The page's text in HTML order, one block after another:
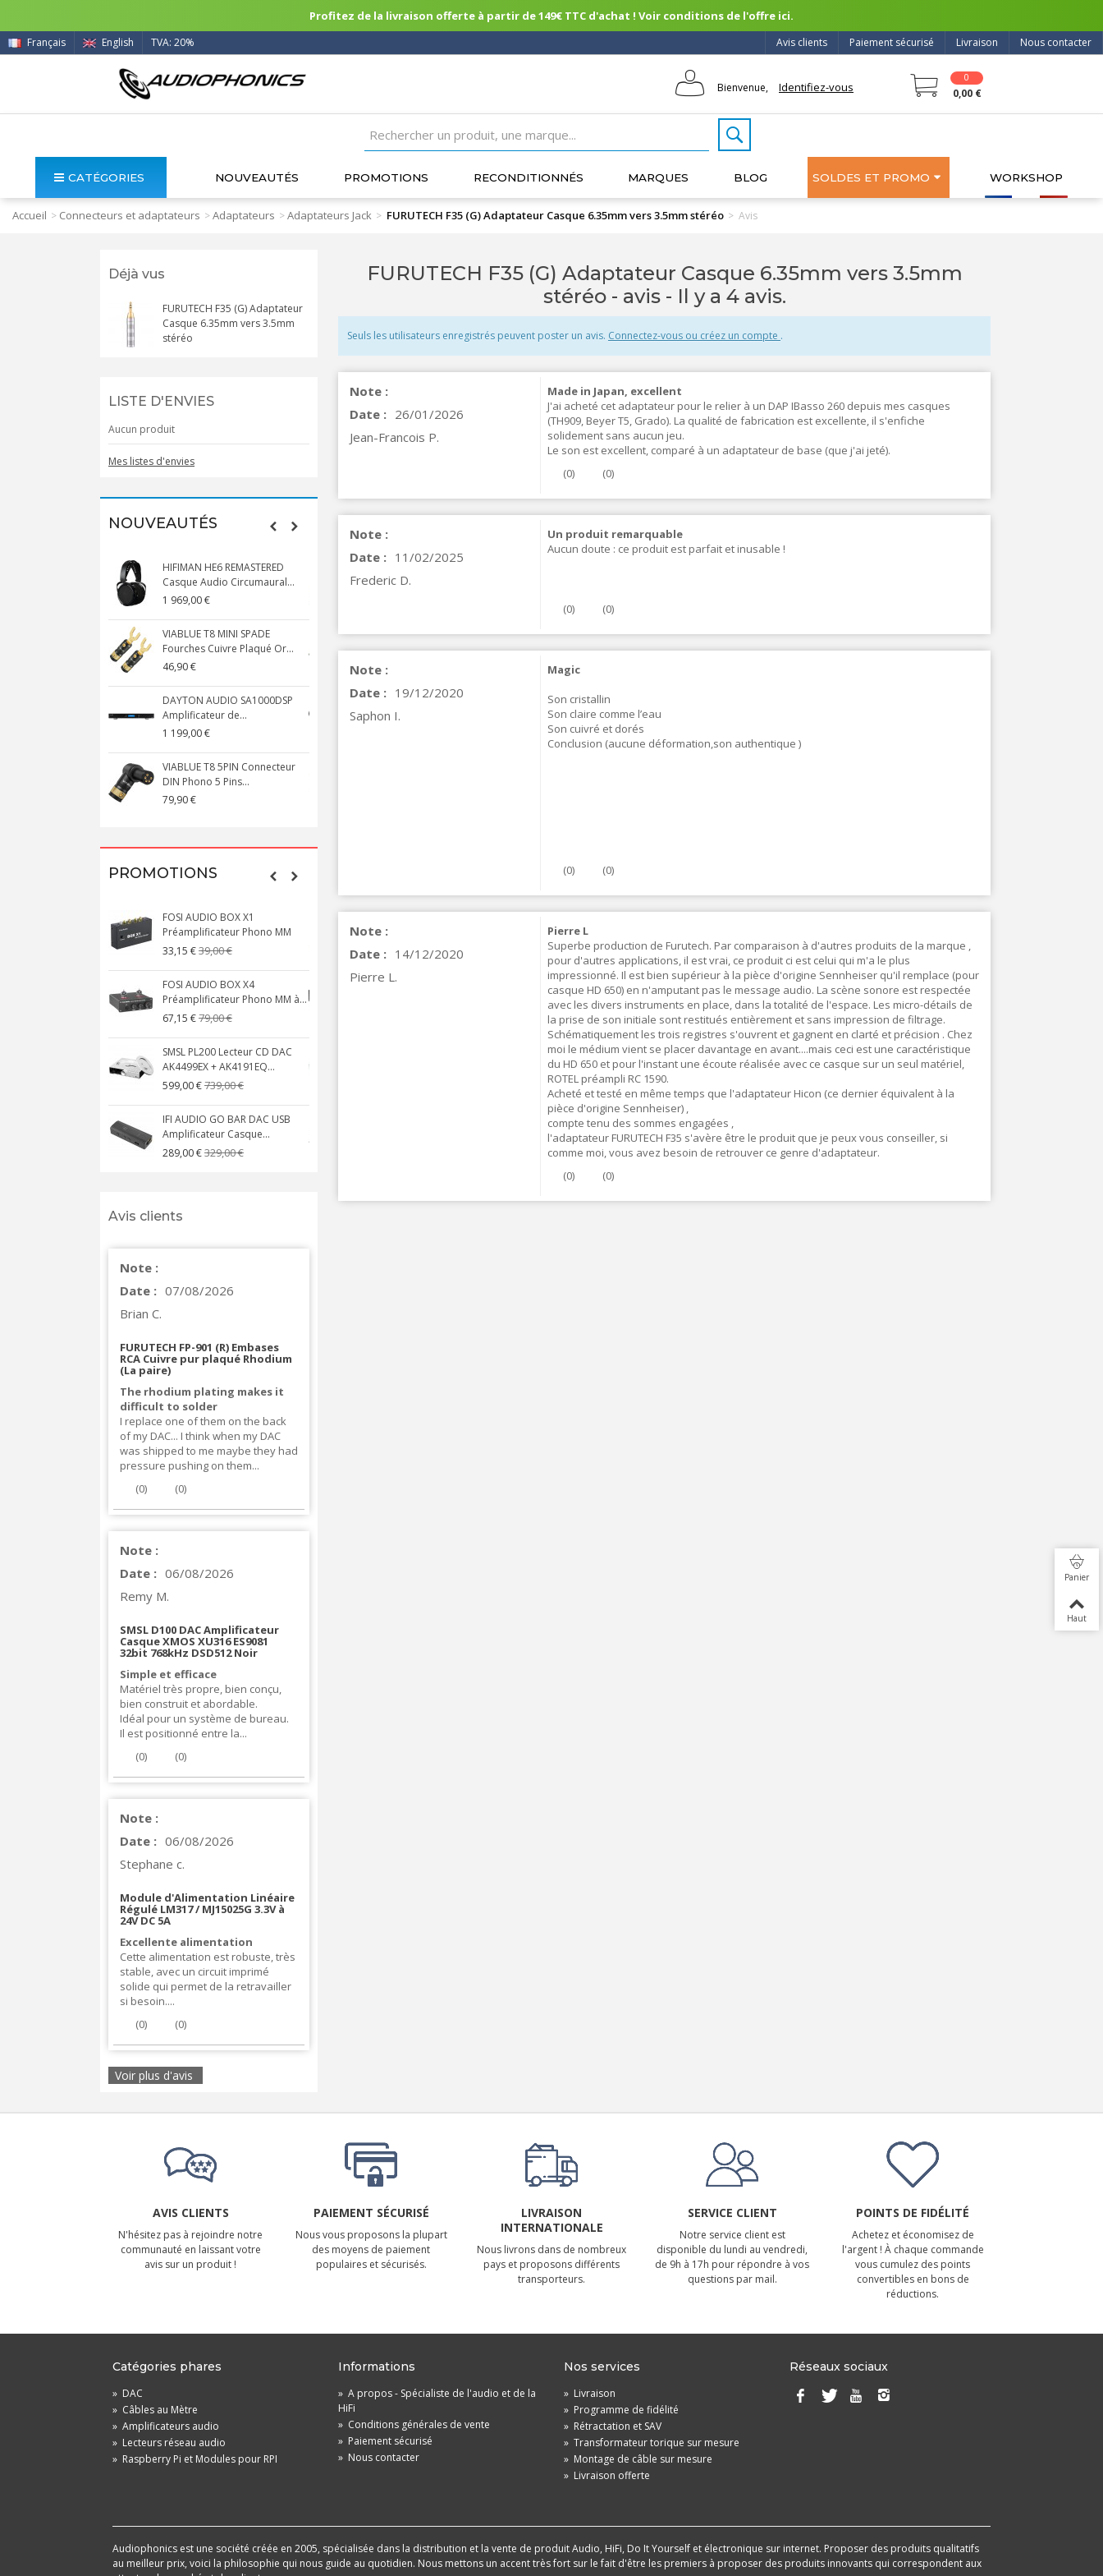
Profitez de la livraison offerte à partir de 149€ TTC d'achat ! Voir conditions de l'offre ici.
Nous contacter
Livraison
Paiement sécurisé
Avis clients
Français English TVA: 20%
Bienvenue, Identifiez-vous
0
0,00 €
CATÉGORIES NOUVEAUTÉS PROMOTIONS RECONDITIONNÉS MARQUES BLOG SOLDES ET PROMO WORKSHOP
Accueil > Connecteurs et adaptateurs >Adaptateurs >Adaptateurs Jack > FURUTECH F35 (G) Adaptateur Casque 6.35mm vers 3.5mm stéréo > Avis
Déjà vus
FURUTECH F35 (G) Adaptateur
Casque 6.35mm vers 3.5mm
stéréo
LISTE D'ENVIES
Aucun produit
Mes listes d'envies
NOUVEAUTÉS
HIFIMAN HE6 REMASTERED
Casque Audio Circumaural...
1 969,00 €
VIABLUE T8 MINI SPADE
Fourches Cuivre Plaqué Or...
46,90 €
DAYTON AUDIO SA1000DSP
Amplificateur de...
1 199,00 €
VIABLUE T8 5PIN Connecteur
DIN Phono 5 Pins...
79,90 €
DIN Phono 5 Pins...
VIABLUE T8 Borniers Enceinte
Cuivre +...
119,90 €
VIABLUE EPC-4 T8 STEREO
SMALL Câble Jack 3.5mm...
PROMOTIONS
FOSI AUDIO BOX X1
Préamplificateur Phono MM
33,15 €39,00 €
FOSI AUDIO BOX X4
Préamplificateur Phono MM à...
67,15 €79,00 €
SMSL PL200 Lecteur CD DAC
AK4499EX + AK4191EQ...
599,00 €739,00 €
IFI AUDIO GO BAR DAC USB
Amplificateur Casque...
289,00 €329,00 €
XLR Femelle 3 Pôles...
4,30 €
4,95 €
[GRADE B] DAYTON AUDIO
Avis clients
Note :
Date : 07/08/2026
Brian C.
FURUTECH FP-901 (R) Embases
RCA Cuivre pur plaqué Rhodium
(La paire)
The rhodium plating makes it
difficult to solder
I replace one of them on the back
of my DAC... I think when my DAC
was shipped to me maybe they had
pressure pushing on them...
(0) (0)
Note :
Date : 06/08/2026
Remy M.
SMSL D100 DAC Amplificateur
Casque XMOS XU316 ES9081
32bit 768kHz DSD512 Noir
Simple et efficace
Matériel très propre, bien conçu,
bien construit et abordable.
Idéal pour un système de bureau.
Il est positionné entre la...
(0) (0)
Note :
Date : 06/08/2026
Stephane c.
Module d'Alimentation Linéaire
Régulé LM317 / MJ15025G 3.3V à
24V DC 5A
Excellente alimentation
Cette alimentation est robuste, très
stable, avec un circuit imprimé
solide qui permet de la retravailler
si besoin....
(0) (0)
Voir plus d'avis
FURUTECH F35 (G) Adaptateur Casque 6.35mm vers 3.5mm
stéréo - avis - Il y a 4 avis.
Seuls les utilisateurs enregistrés peuvent poster un avis. Connectez-vous ou créez un compte .
Note :
Date : 26/01/2026
Jean-Francois P.
Made in Japan, excellent
J'ai acheté cet adaptateur pour le relier à un DAP IBasso 260 depuis mes casques
(TH909, Beyer T5, Grado). La qualité de fabrication est excellente, il s'enfiche
solidement sans aucun jeu.
Le son est excellent, comparé à un adaptateur de base (que j'ai jeté).
(0) (0)
Note :
Date : 11/02/2025
Frederic D.
Un produit remarquable
Aucun doute : ce produit est parfait et inusable !
(0) (0)
Note :
Date : 19/12/2020
Saphon I.
Magic
Son cristallin
Son claire comme l’eau
Son cuivré et dorés
Conclusion (aucune déformation,son authentique )
(0) (0)
Note :
Date : 14/12/2020
Pierre L.
Pierre L
Superbe production de Furutech. Par comparaison à d'autres produits de la marque ,
pour d'autres applications, il est vrai, ce produit ci est celui qui m'a le plus
impressionné. Il est bien supérieur à la pièce d'origine Sennheiser qu'il remplace (pour
casque HD 650) en n'amputant pas le message audio. La scène sonore est respectée
avec les divers instruments en place, dans la totalité de l'espace. Les micro-détails de
la prise de son initiale sont restitués entièrement et sans impression de filtrage.
Schématiquement les trois registres s'ouvrent et gagnent en clarté et précision . Chez
moi le médium vient se placer davantage en avant....mais ceci est une caractéristique
du HD 650 et pour l'instant une écoute réalisée avec ce casque sur un seul matériel,
ROTEL préampli RC 1590.
Acheté et testé en même temps que l'adaptateur Hicon (ce dernier équivalent à la
pièce d'origine Sennheiser) ,
compte tenu des sommes engagées ,
l'adaptateur FURUTECH F35 s'avère être le produit que je peux vous conseiller, si
comme moi, vous avez besoin de retrouver ce genre d'adaptateur.
(0) (0)
AVIS CLIENTS
N'hésitez pas à rejoindre notre
communauté en laissant votre
avis sur un produit !
PAIEMENT SÉCURISÉ
Nous vous proposons la plupart
des moyens de paiement
populaires et sécurisés.
LIVRAISON
INTERNATIONALE
Nous livrons dans de nombreux
pays et proposons différents
transporteurs.
SERVICE CLIENT
Notre service client est
disponible du lundi au vendredi,
de 9h à 17h pour répondre à vos
questions par mail.
POINTS DE FIDÉLITÉ
Achetez et économisez de
l'argent ! À chaque commande
vous cumulez des points
convertibles en bons de
réductions.
Catégories phares
» DAC
» Câbles au Mètre
» Amplificateurs audio
» Lecteurs réseau audio
» Raspberry Pi et Modules pour RPI
Informations
» A propos - Spécialiste de l'audio et de la
HiFi
» Conditions générales de vente
» Paiement sécurisé
» Nous contacter
Nos services
» Livraison
» Programme de fidélité
» Rétractation et SAV
» Transformateur torique sur mesure
» Montage de câble sur mesure
» Livraison offerte
Réseaux sociaux
Audiophonics est une société créée en 2005, spécialisée dans la distribution et la vente de produit Audio, HiFi, Do It Yourself et électronique sur internet. Proposer des produits qualitatifs
au meilleur prix, voici la philosophie qui nous guide au quotidien. Nous mettons un accent très fort sur le fait d'être les premiers à proposer des produits innovants qui correspondent aux
Panier
Haut